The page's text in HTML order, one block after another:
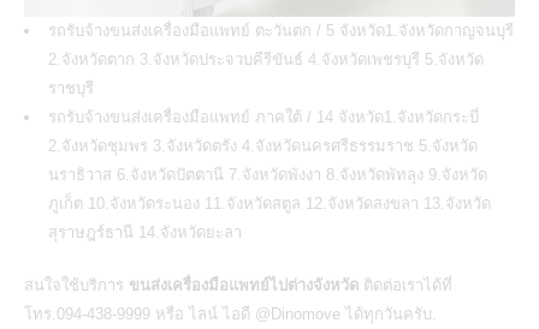
รถรับจ้างขนส่งเครื่องมือแพทย์ ตะวันตก / 5 จังหวัด1.จังหวัดกาญจนบุรี
2.จังหวัดตาก 3.จังหวัดประจวบคีรีขันธ์ 4.จังหวัดเพชรบุรี 5.จังหวัด
ราชบุรี
รถรับจ้างขนส่งเครื่องมือแพทย์ ภาคใต้ / 14 จังหวัด1.จังหวัดกระบี่
2.จังหวัดชุมพร 3.จังหวัดตรัง 4.จังหวัดนครศรีธรรมราช 5.จังหวัด
นราธิวาส 6.จังหวัดปัตตานี 7.จังหวัดพังงา 8.จังหวัดพัทลุง 9.จังหวัด
ภูเก็ต 10.จังหวัดระนอง 11.จังหวัดสตูล 12.จังหวัดสงขลา 13.จังหวัด
สุราษฎร์ธานี 14.จังหวัดยะลา
สนใจใช้บริการ ขนส่งเครื่องมือแพทย์ไปต่างจังหวัด ติดต่อเราได้ที่
โทร.094-438-9999 หรือ ไลน์ ไอดี @Dinomove ได้ทุกวันครับ.